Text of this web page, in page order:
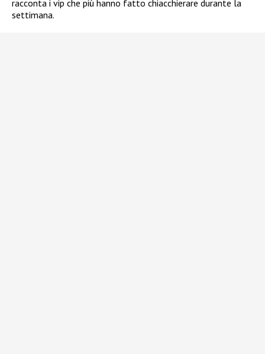
racconta i vip che più hanno fatto chiacchierare durante la
settimana.